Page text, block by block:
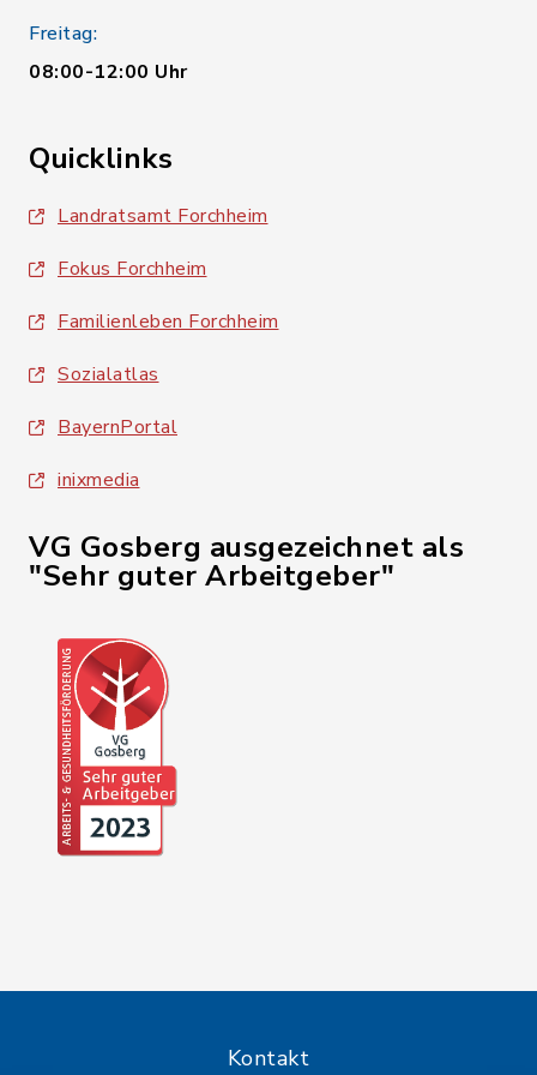
Freitag:
08:00-12:00 Uhr
Quicklinks
Landratsamt Forchheim
Fokus Forchheim
Familienleben Forchheim
Sozialatlas
BayernPortal
inixmedia
VG Gosberg ausgezeichnet als
"Sehr guter Arbeitgeber"
Kontakt